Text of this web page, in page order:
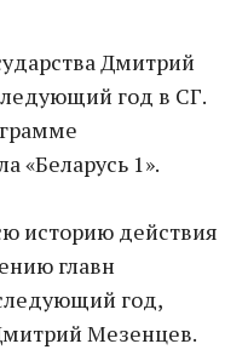
Дмитрий
год в СГ.
«Беларусь 1».
историю действия
главн
год,
Мезенцев.